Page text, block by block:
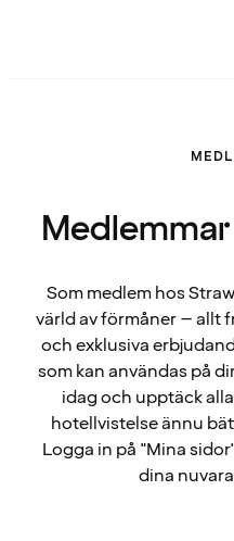
Som medlem hos
värld av förmåner – allt
och exklusiva
som kan användas på
idag och upptäck
hotellvistelse ännu
Logga in på "Mina
dina